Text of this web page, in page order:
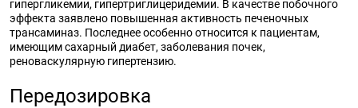
гипергликемии, гипертриглицеридемии. В качестве побочного
эффекта заявлено повышенная активность печеночных
трансаминаз. Последнее особенно относится к пациентам,
имеющим сахарный диабет, заболевания почек,
реноваскулярную гипертензию.
Передозировка